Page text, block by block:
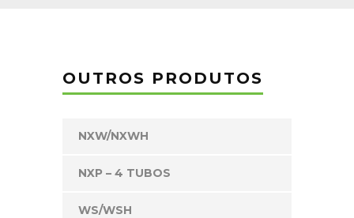
OUTROS PRODUTOS
NXW/NXWH
NXP – 4 TUBOS
WS/WSH